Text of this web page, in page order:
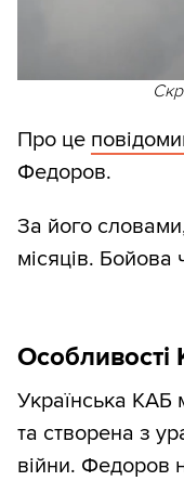
Про це
Федоров.
За його
місяців.
Особливості
Українська КАБ
та створена з
війни. Федоров